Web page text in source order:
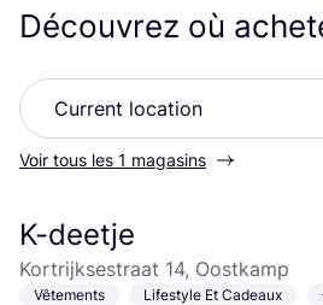
Découvrez où
Voir tous les 1 magasins
K-deetje
Kortrijksestraat 14, Oostkamp
Vêtements Lifestyle Et Cadeaux